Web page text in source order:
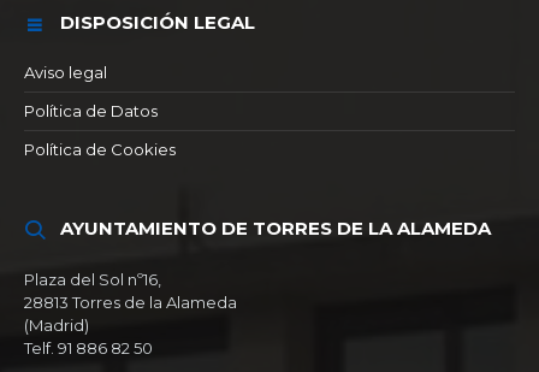
DISPOSICIÓN LEGAL
Aviso legal
Política de Datos
Política de Cookies
AYUNTAMIENTO DE TORRES DE LA ALAMEDA
Plaza del Sol nº16,
28813 Torres de la Alameda
(Madrid)
Telf. 91 886 82 50